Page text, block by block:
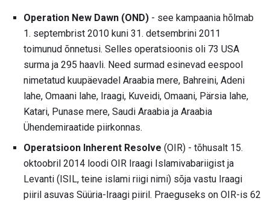
Operation New Dawn (OND) - see kampaania hõlmab
1. septembrist 2010 kuni 31. detsembrini 2011
toimunud õnnetusi. Selles operatsioonis oli 73 USA
surma ja 295 haavli. Need surmad esinevad eespool
nimetatud kuupäevadel Araabia mere, Bahreini, Adeni
lahe, Omaani lahe, Iraagi, Kuveidi, Omaani, Pärsia lahe,
Katari, Punase mere, Saudi Araabia ja Araabia
Ühendemiraatide piirkonnas.
Operatsioon Inherent Resolve (OIR) - tõhusalt 15.
oktoobril 2014 loodi OIR Iraagi Islamivabariigist ja
Levanti (ISIL, teine ​​islami riigi nimi) sõja vastu Iraagi
piiril asuvas Süüria-Iraagi piiril. Praeguseks on OIR-is 62